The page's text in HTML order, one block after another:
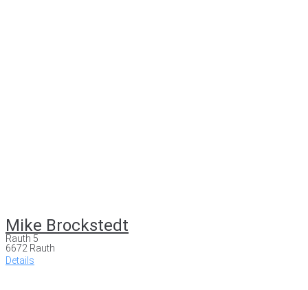
Mike Brockstedt
Rauth 5
6672 Rauth
Details